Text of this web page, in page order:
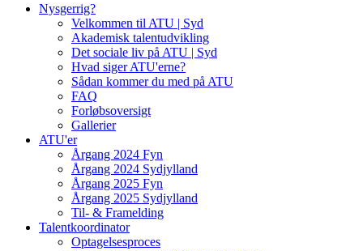
Nysgerrig?
Velkommen til ATU | Syd
Akademisk talentudvikling
Det sociale liv på ATU | Syd
Hvad siger ATU'erne?
Sådan kommer du med på ATU
FAQ
Forløbsoversigt
Gallerier
ATU'er
Årgang 2024 Fyn
Årgang 2024 Sydjylland
Årgang 2025 Fyn
Årgang 2025 Sydjylland
Til- & Framelding
Talentkoordinator
Optagelsesproces